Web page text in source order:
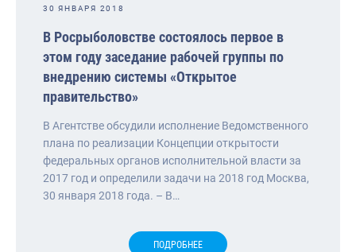
30 ЯНВАРЯ 2018
В Росрыболовстве состоялось первое в
этом году заседание рабочей группы по
внедрению системы «Открытое
правительство»
В Агентстве обсудили исполнение Ведомственного
плана по реализации Концепции открытости
федеральных органов исполнительной власти за
2017 год и определили задачи на 2018 год Москва,
30 января 2018 года. – В…
ПОДРОБНЕЕ